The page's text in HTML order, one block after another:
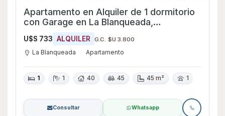
Apartamento en Alquiler de 1 dormitorio
con Garage en La Blanqueada,
Montevideo
U$S 733 ALQUILER G.C. $U 3.800
La Blanqueada Apartamento
1 1 40 45 45 m² 1
Consultar Whatsapp